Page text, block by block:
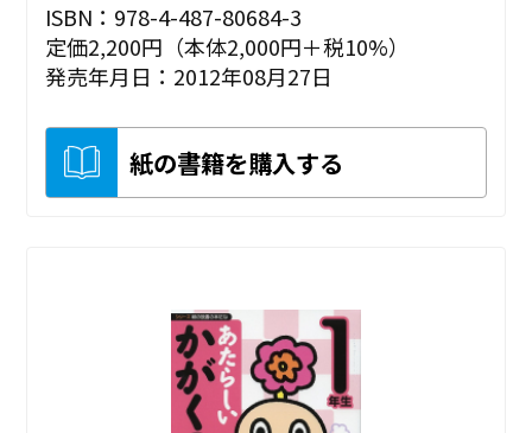
ISBN：978-4-487-80684-3
定価2,200円（本体2,000円＋税10%）
発売年月日：2012年08月27日
紙の書籍を購入する